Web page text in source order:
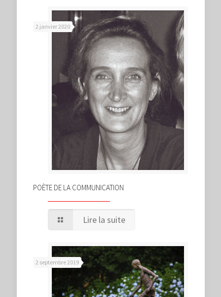
2 janvier 2020
POÈTE DE LA COMMUNICATION
Lire la suite
2 septembre 2019